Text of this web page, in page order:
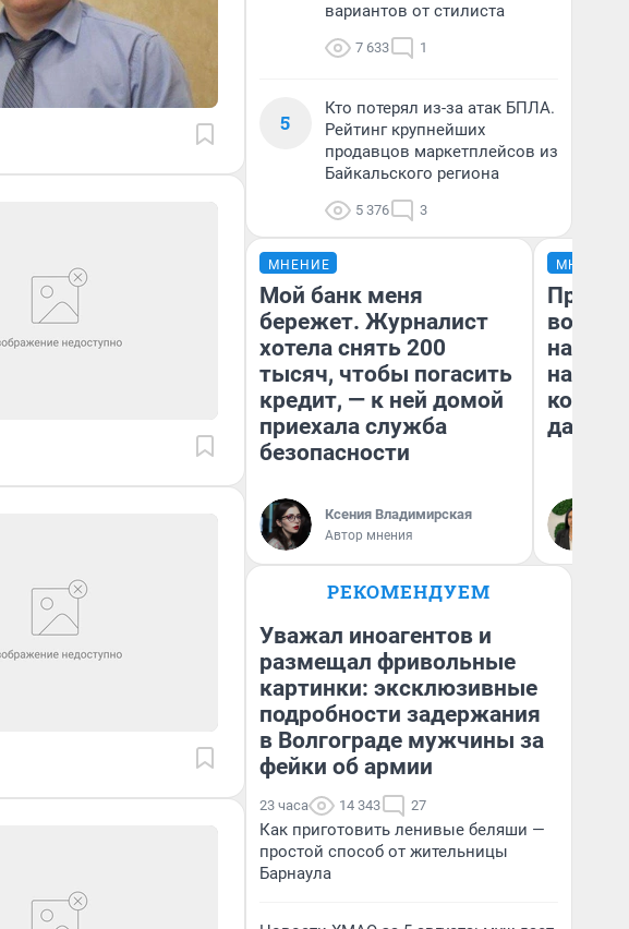
вариантов от стилиста
7 633 1
5
Кто потерял из-за атак БПЛА.
Рейтинг крупнейших
продавцов маркетплейсов из
Байкальского региона
5 376 3
МНЕНИЕ
Мой банк меня
бережет. Журналист
хотела снять 200
тысяч, чтобы погасить
кредит, — к ней домой
приехала служба
безопасности
Ксения Владимирская
Автор мнения
МНЕНИЕ
нам
даже
РЕКОМЕНДУЕМ
Уважал иноагентов и
размещал фривольные
картинки: эксклюзивные
подробности задержания
в Волгограде мужчины за
фейки об армии
23 часа 14 343 27
Как приготовить ленивые беляши —
простой способ от жительницы
Барнаула